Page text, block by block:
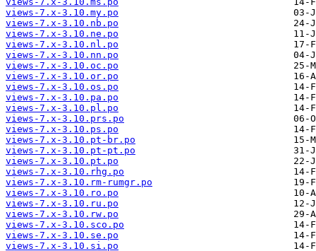
views-7.x-3.10.my.po
views-7.x-3.10.nb.po
views-7.x-3.10.ne.po
views-7.x-3.10.nl.po
views-7.x-3.10.nn.po
views-7.x-3.10.oc.po
views-7.x-3.10.or.po
views-7.x-3.10.os.po
views-7.x-3.10.pa.po
views-7.x-3.10.pl.po
views-7.x-3.10.prs.po
views-7.x-3.10.ps.po
views-7.x-3.10.pt-br.po
views-7.x-3.10.pt-pt.po
views-7.x-3.10.pt.po
views-7.x-3.10.rhg.po
views-7.x-3.10.rm-rumgr.po
views-7.x-3.10.ro.po
views-7.x-3.10.ru.po
views-7.x-3.10.rw.po
views-7.x-3.10.sco.po
views-7.x-3.10.se.po
views-7.x-3.10.si.po